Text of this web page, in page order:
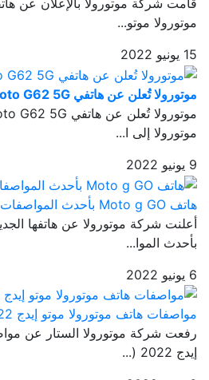
قامت شركة موتورولا بالإعلان عن
موتورولا موتو...
15 يونيو 2022
موتورولا تُعلن عن هاتفي Moto G62 5G و G42
موتورولا إلى ا...
9 يونيو 2022
هاتف Moto g GO بأحدث المواصفات
بأحدث الموا...
6 يونيو 2022
مواصفات هاتف موتورولا موتو إيدج 2022
رفعت شركة موتورولا الستار عن
إيدج 2022 (...